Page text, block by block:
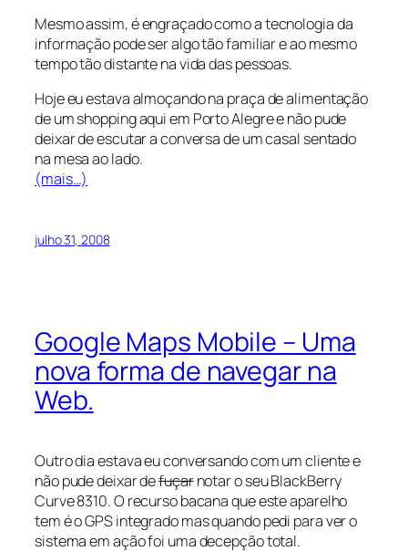
Mesmo assim, é engraçado como a tecnologia da
informação pode ser algo tão familiar e ao mesmo
tempo tão distante na vida das pessoas.
Hoje eu estava almoçando na praça de alimentação
de um shopping aqui em Porto Alegre e não pude
deixar de escutar a conversa de um casal sentado
na mesa ao lado.
(mais…)
julho 31, 2008
Google Maps Mobile – Uma
nova forma de navegar na
Web.
Outro dia estava eu conversando com um cliente e
não pude deixar defuçarnotar o seu BlackBerry
Curve 8310. O recurso bacana que este aparelho
tem é o GPS integrado mas quando pedi para ver o
sistema em ação foi uma decepção total.